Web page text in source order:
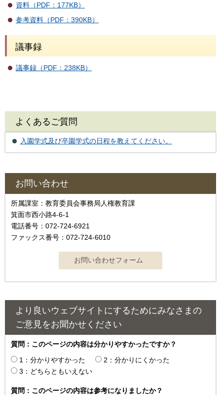
資料（PDF：177KB）
参考資料（PDF：390KB）
議事録
議事録（PDF：238KB）
よくあるご質問
入園学式及び卒園学式の日程を教えてください。
お問い合わせ
所属課室：教育委員会事務局人権教育課
箕面市西小路4‐6‐1
電話番号：072-724-6921
ファックス番号：072-724-6010
より良いウェブサイトにするためにみなさまの
ご意見をお聞かせください
質問：このページの内容は分かりやすかったですか？
1：分かりやすかった
2：分かりにくかった
3：どちらともいえない
質問：このページの内容は参考になりましたか？